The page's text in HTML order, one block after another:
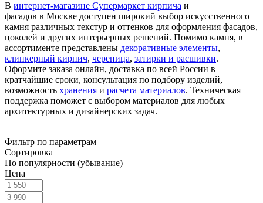
В интернет-магазине Супермаркет кирпича и
фасадов в Москве доступен широкий выбор искусственного
камня различных текстур и оттенков для оформления фасадов,
цоколей и других интерьерных решений. Помимо камня, в
ассортименте представлены декоративные элементы,
клинкерный кирпич, черепица, затирки и расшивки.
Оформите заказа онлайн, доставка по всей России в
кратчайшие сроки, консультация по подбору изделий,
возможность хранения и расчета материалов. Техническая
поддержка поможет с выбором материалов для любых
архитектурных и дизайнерских задач.
Фильтр по параметрам
Сортировка
По популярности (убывание)
Цена